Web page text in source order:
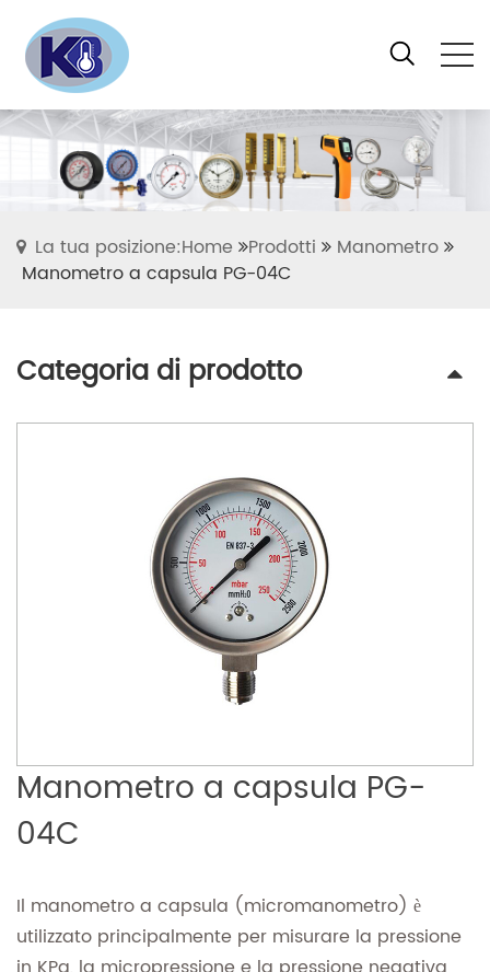
La tua posizione:Home Prodotti
Manometro
Manometro a capsula PG-04C
Categoria di prodotto
Manometro a capsula PG-
04C
Il manometro a capsula (micromanometro) è
utilizzato principalmente per misurare la pressione